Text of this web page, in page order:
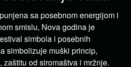
sa posebnom energijom i
smislu, Nova godina je
simbola i posebnih
simbolizuje muški princip,
od siromaštva i mržnje.